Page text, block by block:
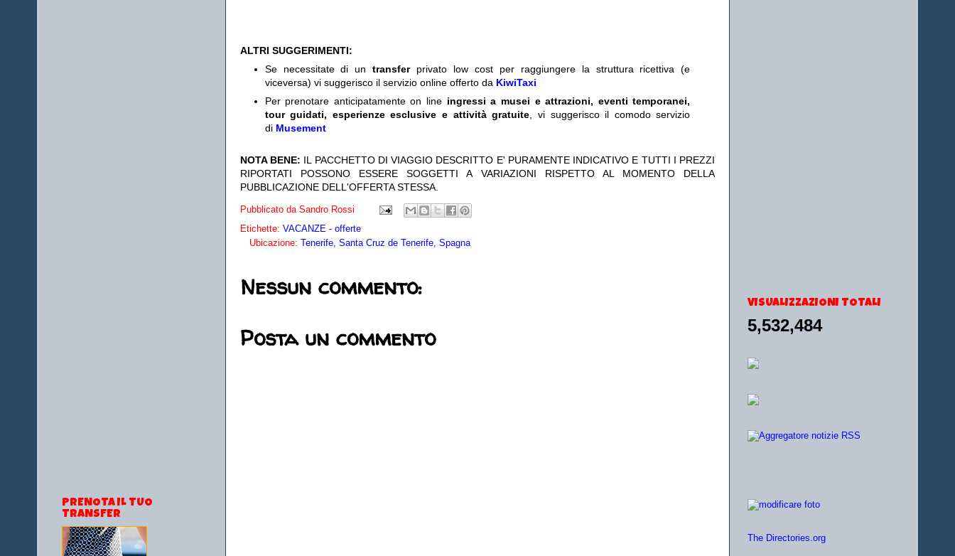
ALTRI SUGGERIMENTI:
Se necessitate di untransfer privato low cost per raggiungere la struttura ricettiva (e
viceversa) vi suggerisco il servizio online offerto da KiwiTaxi
Per prenotare anticipatamente on line ingressi a musei e attrazioni, eventi temporanei,
tour guidati, esperienze esclusive e attività gratuite , vi suggerisco il comodo servizio
di Musement
NOTA BENE: IL PACCHETTO DI VIAGGIO DESCRITTO E' PURAMENTE INDICATIVO E TUTTI I PREZZI
RIPORTATI POSSONO ESSERE SOGGETTI A VARIAZIONI RISPETTO AL MOMENTO DELLA
PUBBLICAZIONE DELL'OFFERTA STESSA.
Pubblicato da Sandro Rossi
Etichette: VACANZE - offerte
Ubicazione: Tenerife, Santa Cruz de Tenerife, Spagna
Nessun commento:
Posta un commento
PRENOTA IL TUO
TRANSFER
VISUALIZZAZIONI TOTALI
5,532,484
The Directories.org